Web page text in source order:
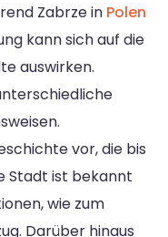
Zabrze in Polen
kann sich auf die
auswirken.
vor, die bis
Stadt ist bekannt
wie zum
Darüber hinaus